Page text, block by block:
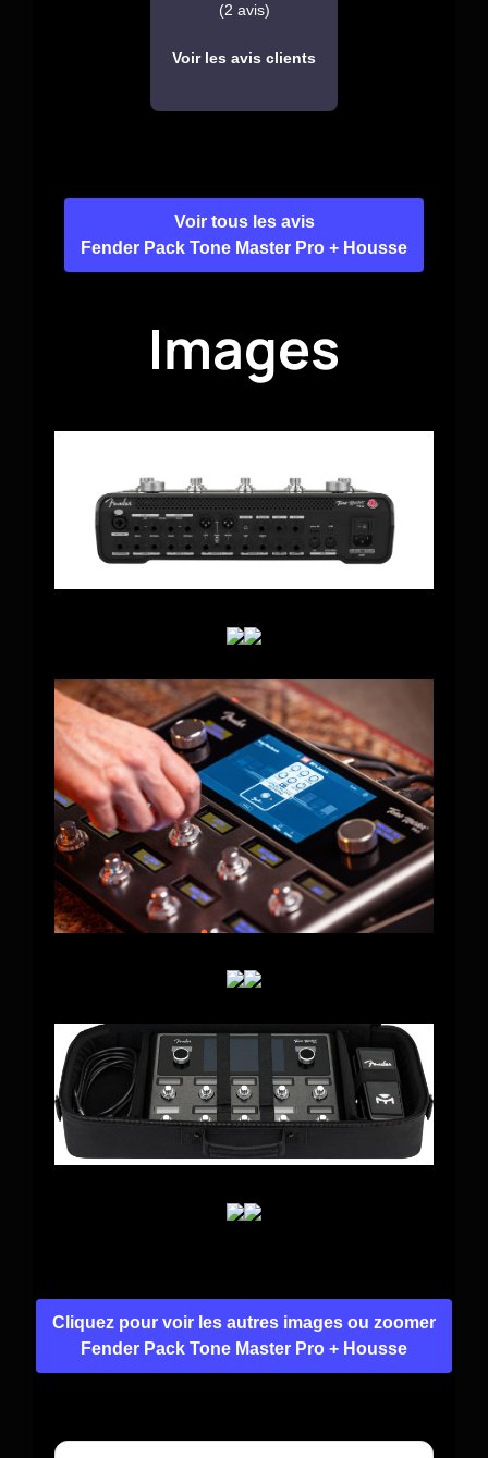
(2 avis)
Voir les avis clients
Voir tous les avis
Fender Pack Tone Master Pro + Housse
Images
Cliquez pour voir les autres images ou zoomer
Fender Pack Tone Master Pro + Housse